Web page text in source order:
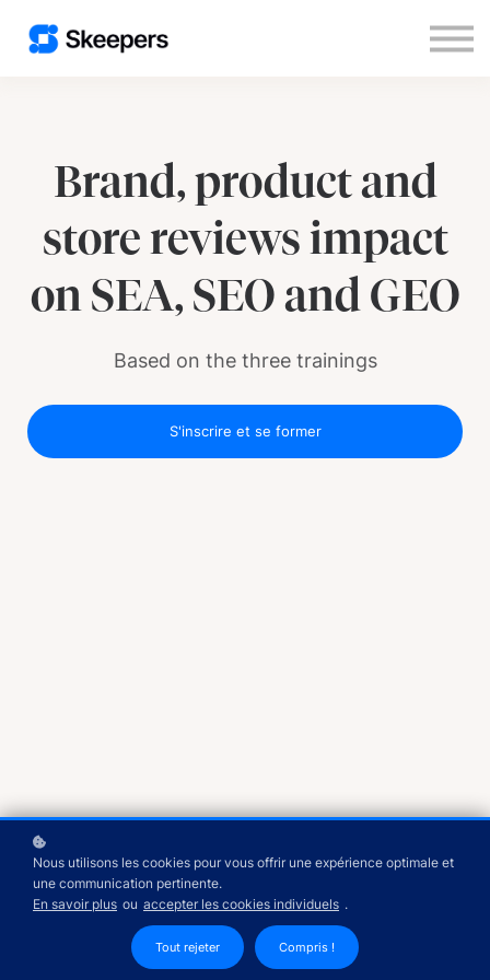
Brand, product and
store reviews impact
on SEA, SEO and GEO
Based on the three trainings
S'inscrire et se former
Accordion Title
Accordion Description
Nous utilisons les cookies pour vous offrir une expérience optimale et
une communication pertinente.
En savoir plus ou accepter les cookies individuels .
Tout rejeter Compris !